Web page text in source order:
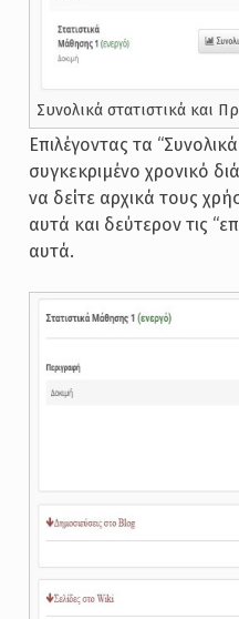
Συνολικά στατιστικά και
Επιλέγοντας τα “Συνολικά
συγκεκριμένο χρονικό
να δείτε αρχικά τους
αυτά και δεύτερον τις
αυτά.